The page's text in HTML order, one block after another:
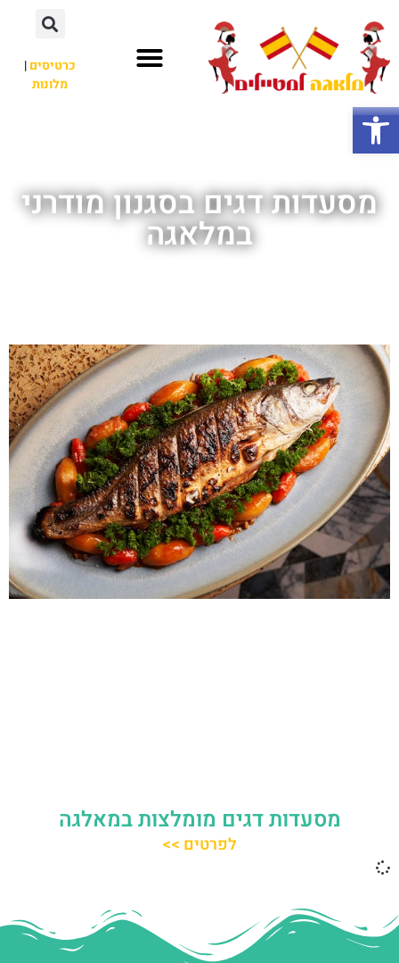
כרטיסים|
מלונות
מסעדות דגים בסגנון מודרני
במלאגה
מסעדות דגים מומלצות במאלגה
לפרטים >>
פתח סרגל נגישות